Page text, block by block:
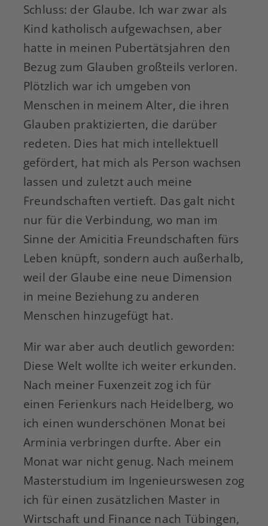
Schluss: der Glaube. Ich war zwar als
Kind katholisch aufgewachsen, aber
hatte in meinen Pubertätsjahren den
Bezug zum Glauben großteils verloren.
Plötzlich war ich umgeben von
Menschen in meinem Alter, die ihren
Glauben praktizierten, die darüber
redeten. Dies hat mich intellektuell
gefördert, hat mich als Person wachsen
lassen und zuletzt auch meine
Freundschaften vertieft. Das galt nicht
nur für die Verbindung, wo man im
Sinne der Amicitia Freundschaften fürs
Leben knüpft, sondern auch außerhalb,
weil der Glaube eine neue Dimension
in meine Beziehung zu anderen
Menschen hinzugefügt hat.
Mir war aber auch deutlich geworden:
Diese Welt wollte ich weiter erkunden.
Nach meiner Fuxenzeit zog ich für
einen Ferienkurs nach Heidelberg, wo
ich einen wunderschönen Monat bei
Arminia verbringen durfte. Aber ein
Monat war nicht genug. Nach meinem
Masterstudium im Ingenieurswesen zog
ich für einen zusätzlichen Master in
Wirtschaft und Finance nach Tübingen,